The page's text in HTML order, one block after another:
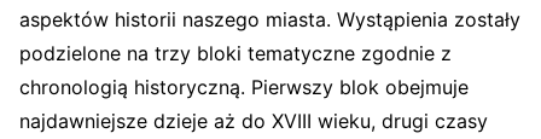
aspektów historii naszego miasta. Wystąpienia zostały
podzielone na trzy bloki tematyczne zgodnie z
chronologią historyczną. Pierwszy blok obejmuje
najdawniejsze dzieje aż do XVIII wieku, drugi czasy